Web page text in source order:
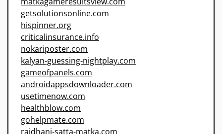
getsolutionsonline.com
hispinner.org
criticalinsurance.info
nokariposter.com
kalyan-guessing-nightplay.com
gameofpanels.com
androidappsdownloader.com
usetimenow.com
healthblow.com
gohelpmate.com
rajdhani-satta-matka.com